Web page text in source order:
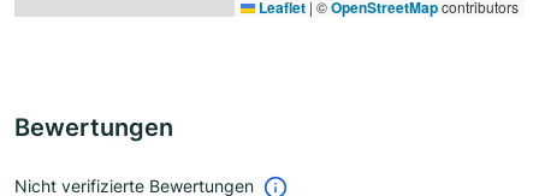
Leaflet | ©OpenStreetMapcontributors
Bewertungen
Nicht verifizierte Bewertungen